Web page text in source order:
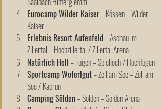
Eurocamp Wilder Kaiser – Kössen – Wilder
Kaiser
Erlebnis Resort Aufenfeld – Aschau im
Zillertal – Hochzillertal / Zillertal Arena
Natürlich Hell – Fügen – Spieljoch / Hochfügen
Sportcamp Woferlgut – Zell am See – Zell am
See / Kaprun
Camping Sölden – Sölden – Sölden Arena